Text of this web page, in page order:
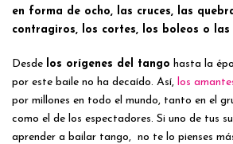
en forma de ocho, las cruces, las
contragiros, los cortes, los boleos o las
Desde los orígenes del tango hasta la
por este baile no ha decaído. Así, los
por millones en todo el mundo, tanto en el
como el de los espectadores. Si uno de tus
aprender a bailar tango, no te lo pienses